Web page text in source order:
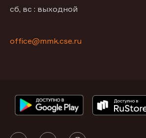
сб, вс : выходной
office@mmk.cse.ru